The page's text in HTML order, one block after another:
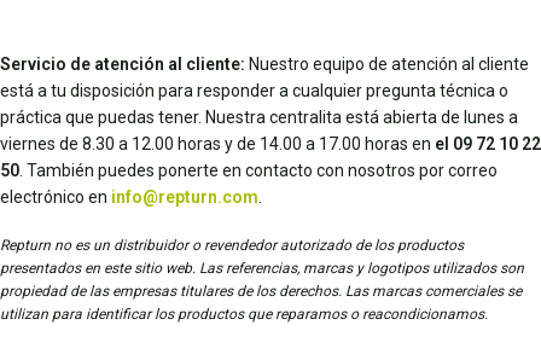
Servicio de atención al cliente: Nuestro equipo de atención al cliente
está a tu disposición para responder a cualquier pregunta técnica o
práctica que puedas tener. Nuestra centralita está abierta de lunes a
viernes de 8.30 a 12.00 horas y de 14.00 a 17.00 horas en el 09 72 10 22
50 . También puedes ponerte en contacto con nosotros por correo
electrónico en info@repturn.com
Repturn no es un distribuidor o revendedor autorizado de los productos
presentados en este sitio web. Las referencias, marcas y logotipos utilizados son
propiedad de las empresas titulares de los derechos. Las marcas comerciales se
utilizan para identificar los productos que reparamos o reacondicionamos.